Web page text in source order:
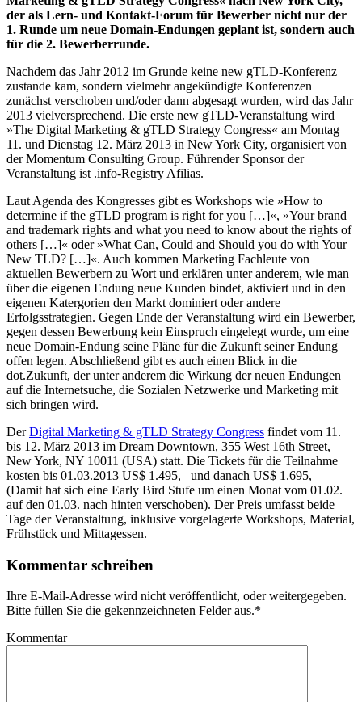
der als Lern- und Kontakt-Forum für Bewerber nicht nur der
1. Runde um neue Domain-Endungen geplant ist, sondern auch
für die 2. Bewerberrunde.
Nachdem das Jahr 2012 im Grunde keine new gTLD-Konferenz
zustande kam, sondern vielmehr angekündigte Konferenzen
zunächst verschoben und/oder dann abgesagt wurden, wird das Jahr
2013 vielversprechend. Die erste new gTLD-Veranstaltung wird
»The Digital Marketing & gTLD Strategy Congress« am Montag
11. und Dienstag 12. März 2013 in New York City, organisiert von
der Momentum Consulting Group. Führender Sponsor der
Veranstaltung ist .info-Registry Afilias.
Laut Agenda des Kongresses gibt es Workshops wie »How to
determine if the gTLD program is right for you […]«, »Your brand
and trademark rights and what you need to know about the rights of
others […]« oder »What Can, Could and Should you do with Your
New TLD? […]«. Auch kommen Marketing Fachleute von
aktuellen Bewerbern zu Wort und erklären unter anderem, wie man
über die eigenen Endung neue Kunden bindet, aktiviert und in den
eigenen Katergorien den Markt dominiert oder andere
Erfolgsstrategien. Gegen Ende der Veranstaltung wird ein Bewerber,
gegen dessen Bewerbung kein Einspruch eingelegt wurde, um eine
neue Domain-Endung seine Pläne für die Zukunft seiner Endung
offen legen. Abschließend gibt es auch einen Blick in die
dot.Zukunft, der unter anderem die Wirkung der neuen Endungen
auf die Internetsuche, die Sozialen Netzwerke und Marketing mit
sich bringen wird.
DerDigital Marketing & gTLD Strategy Congress findet vom 11.
bis 12. März 2013 im Dream Downtown, 355 West 16th Street,
New York, NY 10011 (USA) statt. Die Tickets für die Teilnahme
kosten bis 01.03.2013 US$ 1.495,– und danach US$ 1.695,–
(Damit hat sich eine Early Bird Stufe um einen Monat vom 01.02.
auf den 01.03. nach hinten verschoben). Der Preis umfasst beide
Tage der Veranstaltung, inklusive vorgelagerte Workshops, Material,
Frühstück und Mittagessen.
Kommentar schreiben
Ihre E-Mail-Adresse wird nicht veröffentlicht, oder weitergegeben.
Bitte füllen Sie die gekennzeichneten Felder aus.*
Kommentar